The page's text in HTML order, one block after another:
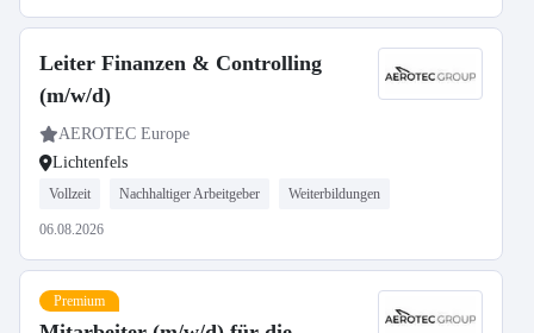
Leiter Finanzen & Controlling
(m/w/d)
AEROTEC Europe
Lichtenfels
Vollzeit Nachhaltiger Arbeitgeber Weiterbildungen
06.08.2026
Premium